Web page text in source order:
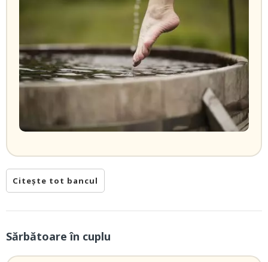
Citește tot bancul
Sărbătoare în cuplu